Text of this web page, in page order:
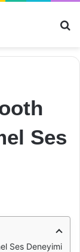
Ses
Ses Deneyimi